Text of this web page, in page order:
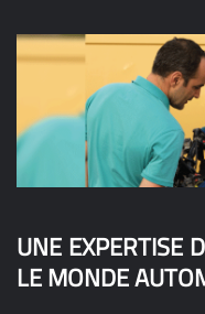
UNE EXPERTISE
LE MONDE